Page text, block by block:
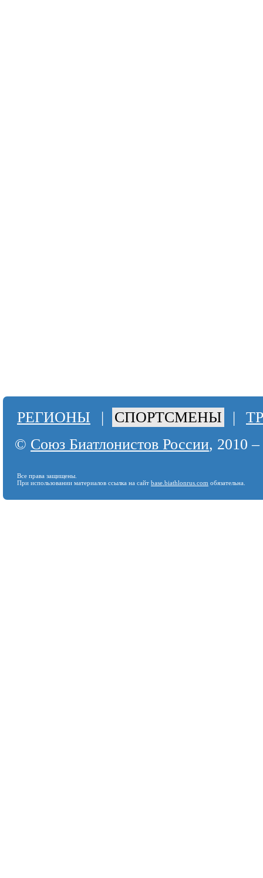
РЕГИОНЫ | СПОРТСМЕНЫ |
© Союз Биатлонистов России, 2010
Все права защищены.
При использовании материалов ссылка на сайт base.biathlonrus.com обязательна.